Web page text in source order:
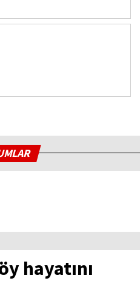
hayatını